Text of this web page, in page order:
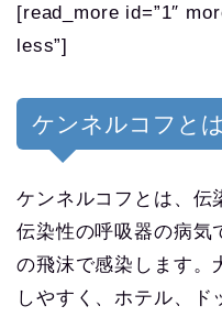
[read_more id=”1″
less”]
ケンネルコフとは
ケンネルコフとは、伝
伝染性の呼吸器の病気
の飛沫で感染します。
しやすく、ホテル、ド